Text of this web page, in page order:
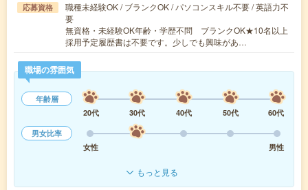
応募資格
職種未経験OK / ブランクOK / パソコンスキル不要 / 英語力不
要
無資格・未経験OK年齢・学歴不問 ブランクOK★10名以上
採用予定履歴書は不要です。少しでも興味があ…
職場の雰囲気
年齢層
20代
30代 40代 50代
60代
男女比率
女性
男性
もっと見る